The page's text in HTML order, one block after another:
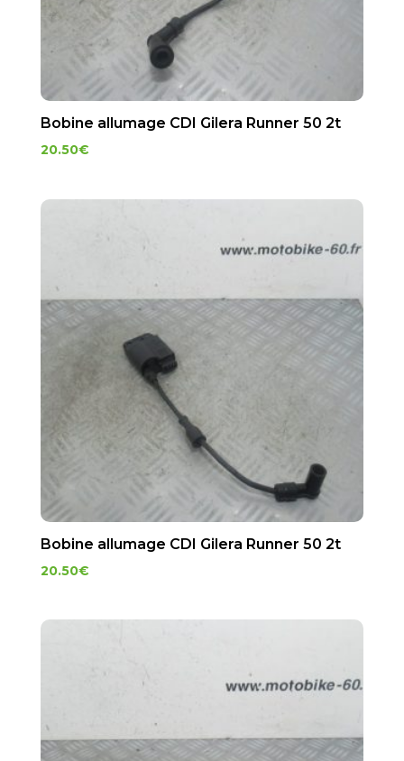
Bobine allumage CDI Gilera Runner 50 2t
20.50€
Bobine allumage CDI Gilera Runner 50 2t
20.50€